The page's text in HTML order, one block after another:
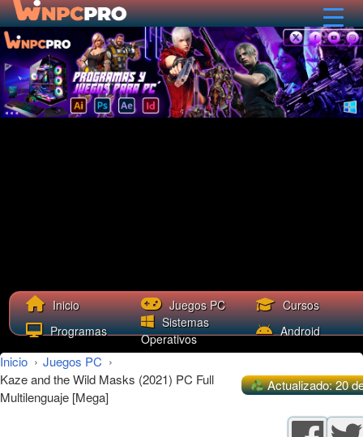
Inicio Juegos PC
Cursos
Programas
Sistemas
Operativos
Android
Inicio › Juegos PC ›
Kaze and the Wild Masks (2021) PC Full
Multilenguaje [Mega]
Actualizado: 20